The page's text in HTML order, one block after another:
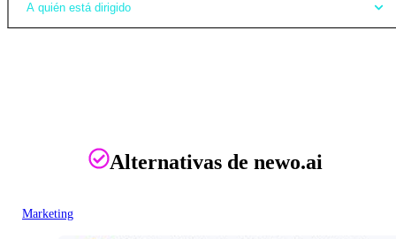
A quién está dirigido
Alternativas de newo.ai
Marketing